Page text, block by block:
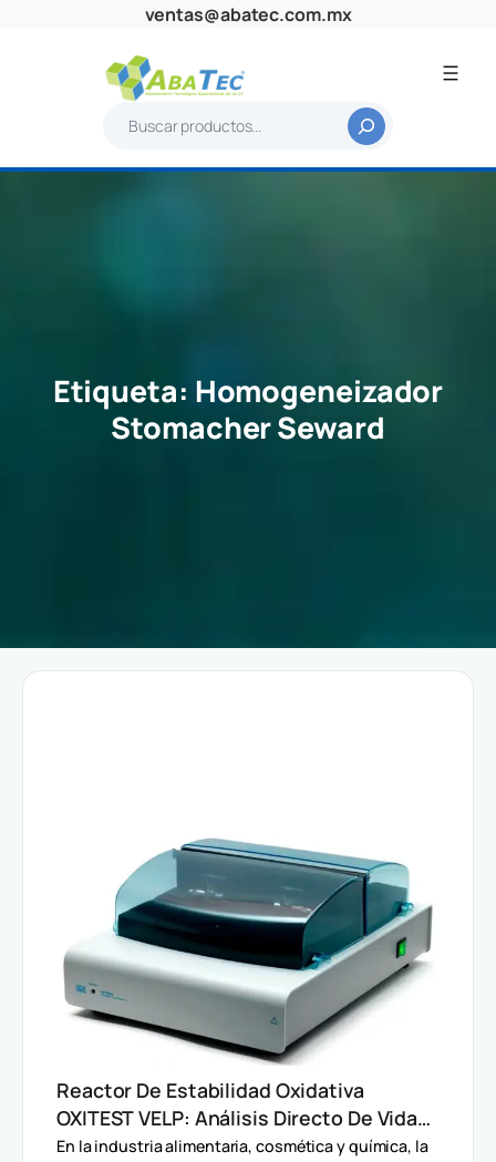
ventas@abatec.com.mx
s
Etiqueta: Homogeneizador
Stomacher Seward
Reactor De Estabilidad Oxidativa
OXITEST VELP: Análisis Directo De Vida
Útil Sin Extracción De Grasa
En la industria alimentaria, cosmética y química, la